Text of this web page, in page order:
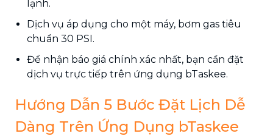
lạnh.
Dịch vụ áp dụng cho một máy, bơm gas tiêu
chuẩn 30 PSI.
Để nhận báo giá chính xác nhất, bạn cần đặt
dịch vụ trực tiếp trên ứng dụng bTaskee.
Hướng Dẫn 5 Bước Đặt Lịch Dễ
Dàng Trên Ứng Dụng bTaskee